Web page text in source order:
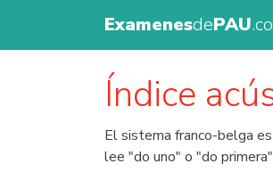
ExamenesdePAU
Índice
El sistema franco-belga
lee "do uno" o "do